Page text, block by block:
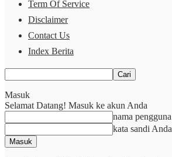
Term Of Service
Disclaimer
Contact Us
Index Berita
Masuk
Selamat Datang! Masuk ke akun Anda
nama pengguna
kata sandi Anda